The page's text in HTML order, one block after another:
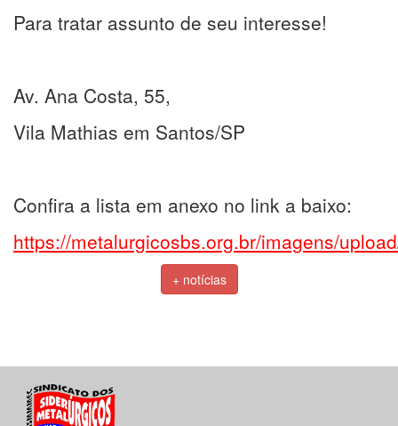
Para tratar assunto de seu interesse!
Av. Ana Costa, 55,
Vila Mathias em Santos/SP
Confira a lista em anexo no link a baixo:
https://metalurgicosbs.org.br/imagens/
+ notícias